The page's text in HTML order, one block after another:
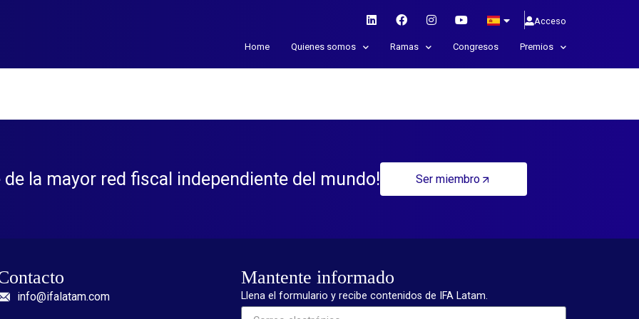
Acceso
Home Quienes somos Ramas Congresos Premios
de la mayor red fiscal independiente del mundo! Ser miembro
info@ifalatam.com
Mantente informado
Llena el formulario y recibe contenidos de IFA Latam.